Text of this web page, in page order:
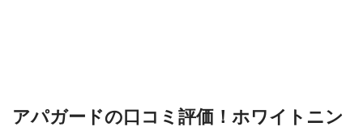
アパガードの口コミ評価！ホワイトニン